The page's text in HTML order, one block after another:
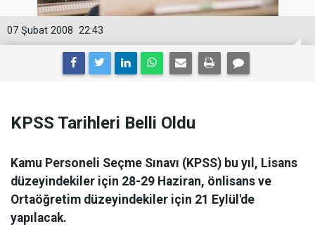
22:43
07 Şubat 2008
KPSS Tarihleri Belli Oldu
Kamu Personeli Seçme Sınavı (KPSS) bu yıl, Lisans
düzeyindekiler için 28-29 Haziran, önlisans ve
Ortaöğretim düzeyindekiler için 21 Eylül'de
yapılacak.